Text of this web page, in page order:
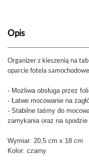
Opis
Organizer z kieszenią na
oparcie fotela
- Możliwa obsługa przez
- Łatwe mocowanie na
- Stabilne taśmy do
zamykania oraz na
Wymiar: 20,5 cm x 18 cm
Kolor: czarny